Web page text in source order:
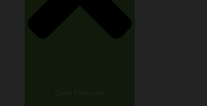
Close Productos